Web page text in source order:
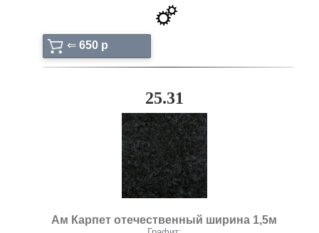
⇐ 650 p
25.31
Ам Карпет отечественный ширина 1,5м